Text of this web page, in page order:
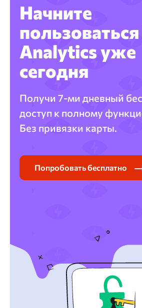
Начните
Analytics уже
сегодня
Получи 7-ми дневный
доступ к полному
Без привязки карты.
Попробовать бесплатно